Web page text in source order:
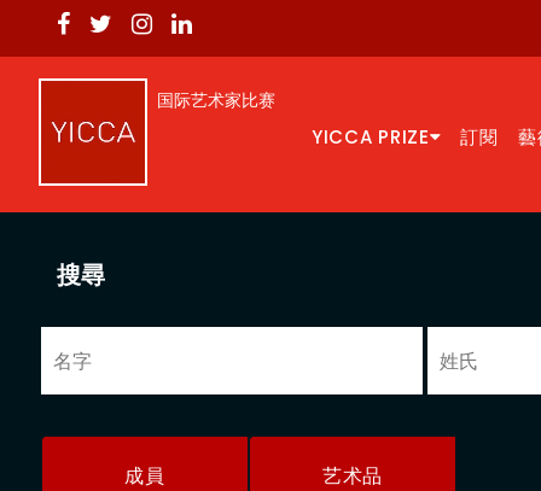
国际艺术家比赛
YICCA PRIZE 訂閱 藝
搜尋
成員 艺术品